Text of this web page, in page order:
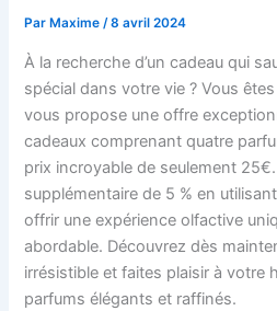
Par Maxime/8 avril 2024
À la recherche d’un cadeau qui
spécial dans votre vie ? Vous
vous propose une offre
cadeaux comprenant quatre
prix incroyable de seulement
supplémentaire de 5 % en
offrir une expérience olfactive
abordable. Découvrez dès
irrésistible et faites plaisir à votre
parfums élégants et raffinés.